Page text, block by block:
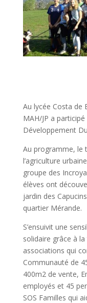
Au lycée Costa de
MAH/JP a
Développement
Au programme, le
l’agriculture
groupe des
élèves ont
jardin des
quartier Mérande.
S’ensuivit une
solidaire grâce à
associations qui
Communauté de
400m2 de vente,
employés et 45
SOS Familles qui